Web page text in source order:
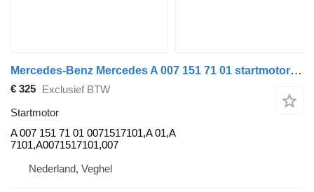
Mercedes-Benz Mercedes A 007 151 71 01 startmotor voor vrachtwagen
€ 325 Exclusief BTW
Startmotor
A 007 151 71 01 0071517101,A 01,A
7101,A0071517101,007
Nederland, Veghel